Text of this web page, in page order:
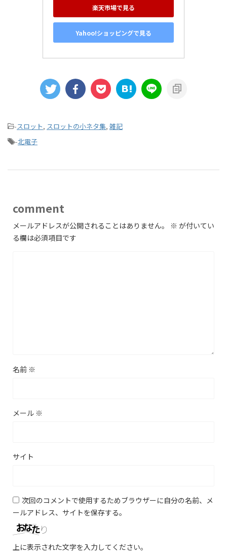
楽天市場で見る
Yahoo!ショッピングで見る
-スロット, スロットの小ネタ集, 雑記
-北電子
comment
メールアドレスが公開されることはありません。 ※ が付いてい
る欄は必須項目です
名前 ※
メール ※
サイト
次回のコメントで使用するためブラウザーに自分の名前、メ
ールアドレス、サイトを保存する。
上に表示された文字を入力してください。